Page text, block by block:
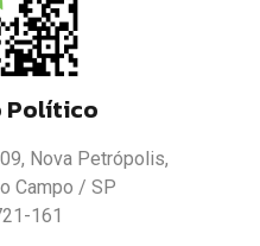
Político
Nova Petrópolis,
Campo / SP
161